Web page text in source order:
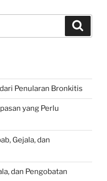
Penularan Bronkitis
yang Perlu
Gejala, dan
dan Pengobatan